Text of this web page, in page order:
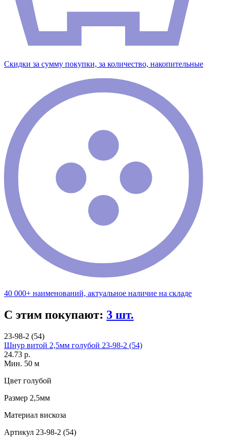
Скидки за сумму покупки, за количество, накопительные
40 000+ наименований, актуальное наличие на складе
С этим покупают: 3 шт.
23-98-2 (54)
Шнур витой 2,5мм голубой 23-98-2 (54)
24.73 р.
Мин. 50 м
Цвет голубой
Размер 2,5мм
Материал вискоза
Артикул 23-98-2 (54)